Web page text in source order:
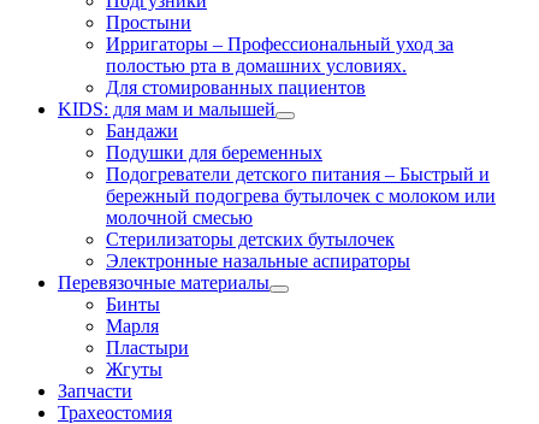
Простыни
Ирригаторы – Профессиональный уход за
полостью рта в домашних условиях.
Для стомированных пациентов
KIDS: для мам и малышей
Бандажи
Подушки для беременных
Подогреватели детского питания – Быстрый и
бережный подогрева бутылочек с молоком или
молочной смесью
Стерилизаторы детских бутылочек
Электронные назальные аспираторы
Перевязочные материалы
Бинты
Марля
Пластыри
Жгуты
Запчасти
Трахеостомия